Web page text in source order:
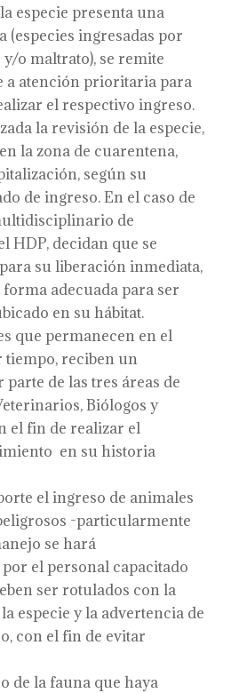
especie presenta una
(especies ingresadas por
o maltrato), se remite
a atención prioritaria para
el respectivo ingreso.
la revisión de la especie,
la zona de cuarentena,
según su
de ingreso. En el caso de
de
HDP, decidan que se
su liberación inmediata,
adecuada para ser
en su hábitat.
que permanecen en el
tiempo, reciben un
de las tres áreas de
Biólogos y
el fin de realizar el
en su historia
el ingreso de animales
-particularmente
se hará
el personal capacitado
ser rotulados con la
especie y la advertencia de
con el fin de evitar
de la fauna que haya